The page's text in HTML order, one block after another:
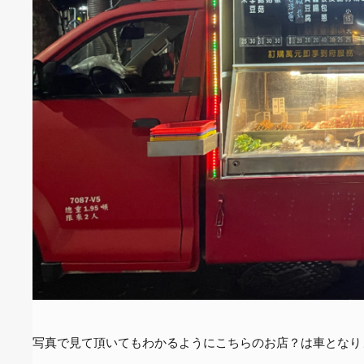
写真で見て頂いてもわかるようにこちらのお店？は車となり